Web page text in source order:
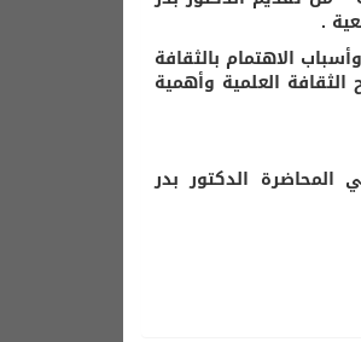
.
الاهتمام بالثقافة
العلمية وأهمية
الدكتور بدر